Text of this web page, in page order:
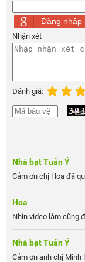
Đăng nhập
Nhận xét
Đánh giá:
Nhà bạt Tuấn Ý
Cảm ơn chị Hoa đã
Hoa
Nhìn video làm cũng
Nhà bạt Tuấn Ý
Cảm ơn anh chị Minh